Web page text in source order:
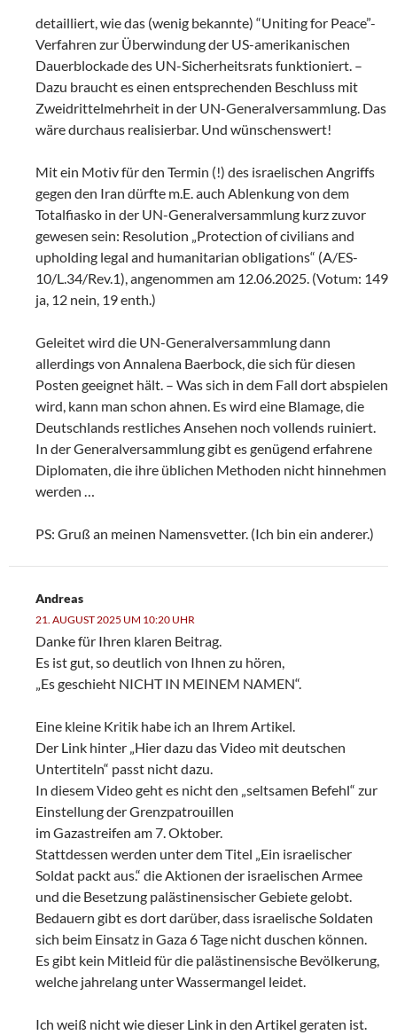
detailliert, wie das (wenig bekannte) “Uniting for Peace”-
Verfahren zur Überwindung der US-amerikanischen
Dauerblockade des UN-Sicherheitsrats funktioniert. –
Dazu braucht es einen entsprechenden Beschluss mit
Zweidrittelmehrheit in der UN-Generalversammlung. Das
wäre durchaus realisierbar. Und wünschenswert!
Mit ein Motiv für den Termin (!) des israelischen Angriffs
gegen den Iran dürfte m.E. auch Ablenkung von dem
Totalfiasko in der UN-Generalversammlung kurz zuvor
gewesen sein: Resolution „Protection of civilians and
upholding legal and humanitarian obligations“ (A/ES-
10/L.34/Rev.1), angenommen am 12.06.2025. (Votum: 149
ja, 12 nein, 19 enth.)
Geleitet wird die UN-Generalversammlung dann
allerdings von Annalena Baerbock, die sich für diesen
Posten geeignet hält. – Was sich in dem Fall dort abspielen
wird, kann man schon ahnen. Es wird eine Blamage, die
Deutschlands restliches Ansehen noch vollends ruiniert.
In der Generalversammlung gibt es genügend erfahrene
Diplomaten, die ihre üblichen Methoden nicht hinnehmen
werden …
PS: Gruß an meinen Namensvetter. (Ich bin ein anderer.)
Andreas
21. AUGUST 2025 UM 10:20 UHR
Danke für Ihren klaren Beitrag.
Es ist gut, so deutlich von Ihnen zu hören,
„Es geschieht NICHT IN MEINEM NAMEN“.
Eine kleine Kritik habe ich an Ihrem Artikel.
Der Link hinter „Hier dazu das Video mit deutschen
Untertiteln“ passt nicht dazu.
In diesem Video geht es nicht den „seltsamen Befehl“ zur
Einstellung der Grenzpatrouillen
im Gazastreifen am 7. Oktober.
Stattdessen werden unter dem Titel „Ein israelischer
Soldat packt aus.“ die Aktionen der israelischen Armee
und die Besetzung palästinensischer Gebiete gelobt.
Bedauern gibt es dort darüber, dass israelische Soldaten
sich beim Einsatz in Gaza 6 Tage nicht duschen können.
Es gibt kein Mitleid für die palästinensische Bevölkerung,
welche jahrelang unter Wassermangel leidet.
Ich weiß nicht wie dieser Link in den Artikel geraten ist.